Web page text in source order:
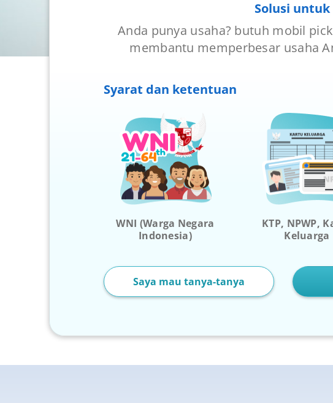
Solusi
Anda punya usaha? butuh mobil
membantu memperbesar usaha
Syarat dan ketentuan
WNI (Warga Negara
Indonesia)
KTP, NPWP,
Keluarga
Saya mau tanya-tanya